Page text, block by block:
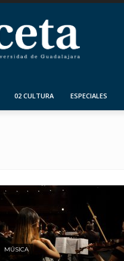
02 CULTURA ESPECIALES
MÚSICA